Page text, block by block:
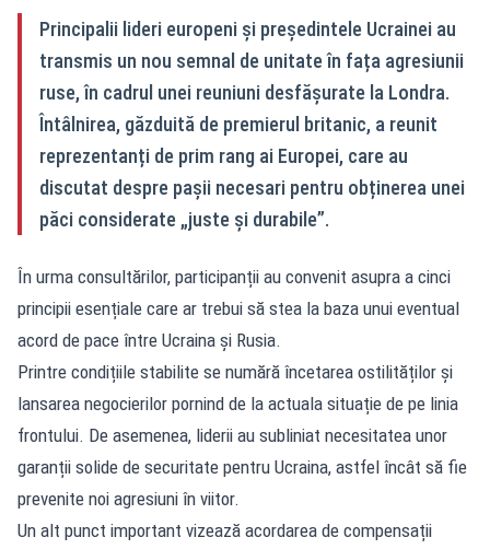
Principalii lideri europeni și președintele Ucrainei au
transmis un nou semnal de unitate în fața agresiunii
ruse, în cadrul unei reuniuni desfășurate la Londra.
Întâlnirea, găzduită de premierul britanic, a reunit
reprezentanți de prim rang ai Europei, care au
discutat despre pașii necesari pentru obținerea unei
păci considerate „juste și durabile”.
În urma consultărilor, participanții au convenit asupra a cinci
principii esențiale care ar trebui să stea la baza unui eventual
acord de pace între Ucraina și Rusia.
Printre condițiile stabilite se numără încetarea ostilităților și
lansarea negocierilor pornind de la actuala situație de pe linia
frontului. De asemenea, liderii au subliniat necesitatea unor
garanții solide de securitate pentru Ucraina, astfel încât să fie
prevenite noi agresiuni în viitor.
Un alt punct important vizează acordarea de compensații